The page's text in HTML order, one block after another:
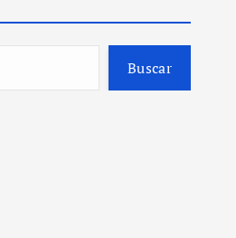
Buscar